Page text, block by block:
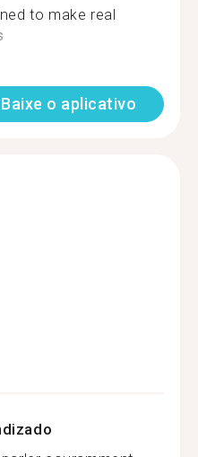
to make real
Baixe o aplicativo